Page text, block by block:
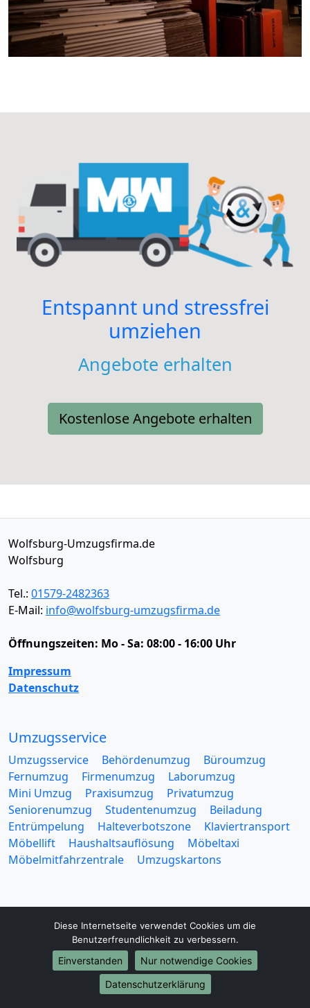
Entspannt und stressfrei
umziehen
Angebote erhalten
Kostenlose Angebote erhalten
Wolfsburg-Umzugsfirma.de
Wolfsburg
Tel.: 01579-2482363
E-Mail: info@wolfsburg-umzugsfirma.de
Öffnungszeiten: Mo - Sa: 08:00 - 16:00 Uhr
Impressum
Datenschutz
Umzugsservice
Umzugsservice Behördenumzug
Büroumzug
Fernumzug
Firmenumzug
Laborumzug
Mini Umzug
Praxisumzug
Privatumzug
Seniorenumzug
Studentenumzug
Beiladung
Entrümpelung
Halteverbotszone
Klaviertransport
Möbellift
Haushaltsauflösung
Möbeltaxi
Möbelmitfahrzentrale
Umzugskartons
Europa-Umzüge
Umzug von Wolfsburg nach Belarus
Umzug von Wolfsburg nach Belgien
Diese Internetseite verwendet Cookies um die
Benutzerfreundlichkeit zu verbessern.
Einverstanden
Nur notwendige Cookies
Datenschutzerklärung